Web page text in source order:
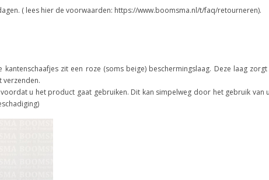
( lees hier de voorwaarden: https://www.boomsma.nl/t/faq/retourneren).
zit een roze (soms beige) beschermingslaag. Deze laag
verzenden.
u het product gaat gebruiken. Dit kan simpelweg door het gebruik van